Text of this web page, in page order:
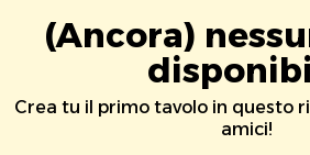
(Ancora)
Crea tu il primo tavolo in questo
amici!